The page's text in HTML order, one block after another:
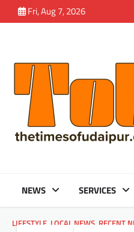
to
Fri, Aug 7, 2026
NEWS SERVICES
LIFESTYLE LOCAL NEWS RECENT